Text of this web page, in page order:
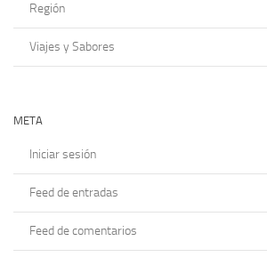
Región
Viajes y Sabores
META
Iniciar sesión
Feed de entradas
Feed de comentarios